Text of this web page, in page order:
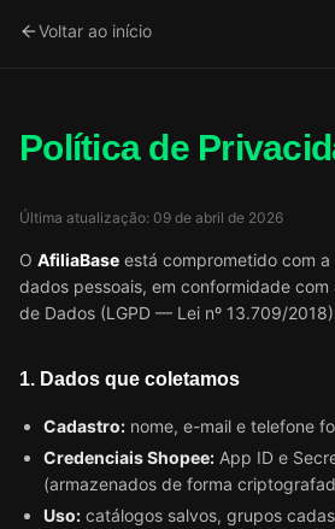
Voltar ao início
Política de
Última atualização: 09 de abril de 2026
O AfiliaBase está comprometido com
dados pessoais, em conformidade com
de Dados (LGPD — Lei nº 13.709/
1. Dados que coletamos
Cadastro: nome, e-mail e telefone
Credenciais Shopee: App ID e
(armazenados de forma
Uso: catálogos salvos, grupos